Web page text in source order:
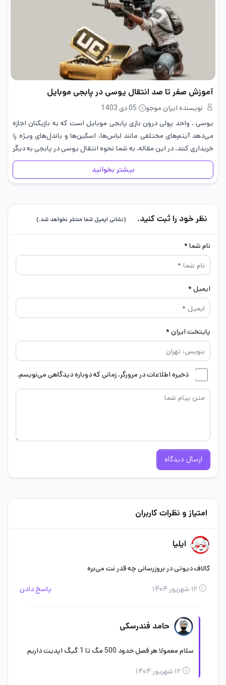
آموزش صفر تا صد انتقال یوسی در پابجی موبایل
نویسنده ایران موجو
05 دی 1403
یوسی ، واحد پولی درون بازی پابجی موبایل است که به بازیکنان اجازه
می‌دهد آیتم‌های مختلفی مانند لباس‌ها، اسکین‌ها و باندل‌های ویژه را
خریداری کنند. در این مقاله، به شما نحوه انتقال یوسی در پابجی به دیگر
بازیکنان و مراحل…
بیشتر بخوانید
نظر خود را ثبت کنید. (نشانی ایمیل شما منتشر نخواهد شد.)
نام شما *
ایمیل *
پایتخت ایران *
ذخیره اطلاعات در مرورگر، زمانی که دوباره دیدگاهی می‌نویسم.
ارسال دیدگاه
امتیاز و نظرات کاربران
ایلیا
کالاف دیوتی در بروزرسانی چه قدر نت می‌بره
۱۲ شهریور ۱۴۰۴ پاسخ دادن
حامد فندرسکی
سلام معمولا هر فصل حدود 500 مگ تا 1 گیگ اپدیت داریم
۱۲ شهریور ۱۴۰۴